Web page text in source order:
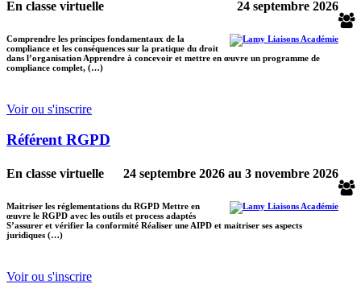
En classe virtuelle 24 septembre 2026
Comprendre les principes fondamentaux de la
compliance et les conséquences sur la pratique du droit
dans l’organisation Apprendre à concevoir et mettre en œuvre un programme de
compliance complet, (…)
Voir ou s'inscrire
Référent RGPD
En classe virtuelle 24 septembre 2026 au 3 novembre 2026
Maitriser les réglementations du RGPD Mettre en
œuvre le RGPD avec les outils et process adaptés
S’assurer et vérifier la conformité Réaliser une AIPD et maitriser ses aspects
juridiques (…)
Voir ou s'inscrire